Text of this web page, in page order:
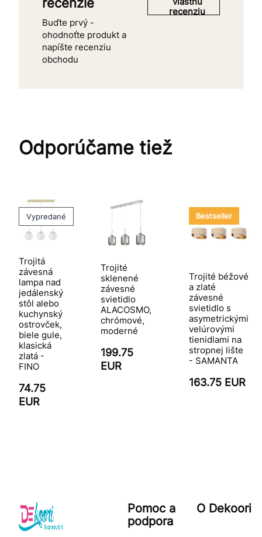
Buďte prvý -
ohodnoťte produkt a
napíšte recenziu
obchodu
recenziu
Odporúčame tiež
Vypredané
Trojitá
závesná
lampa nad
jedálenský
stôl alebo
kuchynský
ostrovček,
biele gule,
klasická
zlatá -
FINO
74.75
EUR
Trojité
sklenené
závesné
svietidlo
ALACOSMO,
chrómové,
moderné
199.75
EUR
Bestseller
Trojité béžové
a zlaté
závesné
svietidlo s
asymetrickými
velúrovými
tienidlami na
stropnej lište
- SAMANTA
163.75 EUR
Pomoc a
podpora
O Dekoori